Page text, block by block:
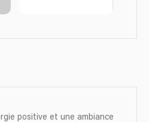
positive et une ambiance